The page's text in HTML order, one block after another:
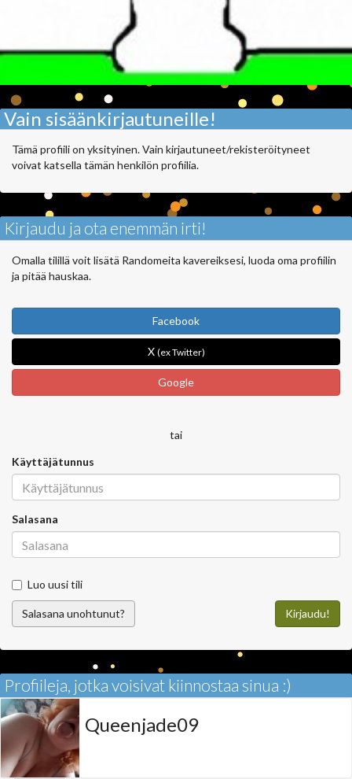
Vain sisäänkirjautuneille!
Tämä profiili on yksityinen. Vain kirjautuneet/rekisteröityneet
voivat katsella tämän henkilön profiilia.
Kirjaudu ja ota enemmän irti!
Omalla tilillä voit lisätä Randomeita kavereiksesi, luoda oma profiilin
ja pitää hauskaa.
Facebook
X (ex Twitter)
Google
tai
Käyttäjätunnus
Salasana
Luo uusi tili
Salasana unohtunut? Kirjaudu!
Profiileja, jotka voisivat kiinnostaa sinua :)
Queenjade09